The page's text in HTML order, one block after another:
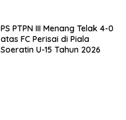
PS PTPN III Menang Telak 4-0
atas FC Perisai di Piala
Soeratin U-15 Tahun 2026